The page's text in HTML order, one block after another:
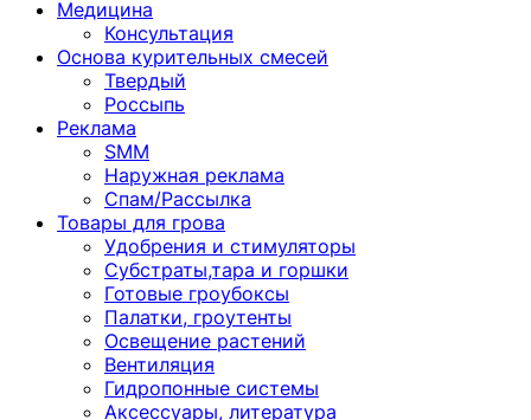
Медицина
Консультация
Основа курительных смесей
Твердый
Россыпь
Реклама
SMM
Наружная реклама
Спам/Рассылка
Товары для грова
Удобрения и стимуляторы
Субстраты,тара и горшки
Готовые гроубоксы
Палатки, гроутенты
Освещение растений
Вентиляция
Гидропонные системы
Аксессуары, литература